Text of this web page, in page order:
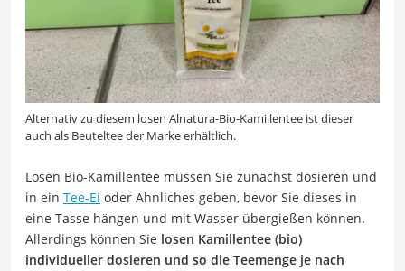
Alternativ zu diesem losen Alnatura-Bio-Kamillentee ist dieser
auch als Beuteltee der Marke erhältlich.
Losen Bio-Kamillentee müssen Sie zunächst dosieren und
in ein Tee-Ei oder Ähnliches geben, bevor Sie dieses in
eine Tasse hängen und mit Wasser übergießen können.
Allerdings können Sie losen Kamillentee (bio)
individueller dosieren und so die Teemenge je nach